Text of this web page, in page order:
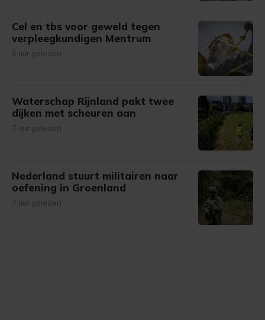
Cel en tbs voor geweld tegen
verpleegkundigen Mentrum
6 uur geleden
Waterschap Rijnland pakt twee
dijken met scheuren aan
7 uur geleden
Nederland stuurt militairen naar
oefening in Groenland
7 uur geleden